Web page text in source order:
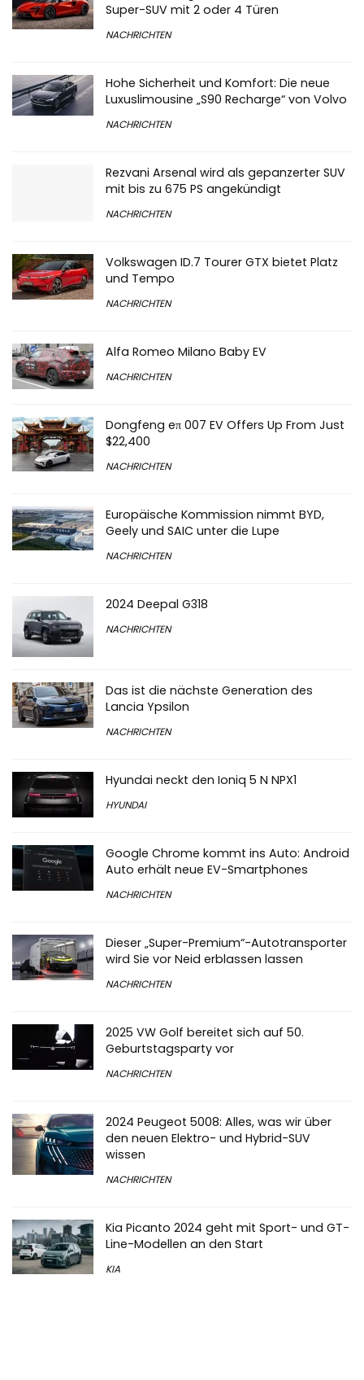
Super-SUV mit 2 oder 4 Türen
NACHRICHTEN
Hohe Sicherheit und Komfort: Die neue
Luxuslimousine „S90 Recharge“ von Volvo
NACHRICHTEN
Rezvani Arsenal wird als gepanzerter SUV
mit bis zu 675 PS angekündigt
NACHRICHTEN
Volkswagen ID.7 Tourer GTX bietet Platz
und Tempo
NACHRICHTEN
Alfa Romeo Milano Baby EV
NACHRICHTEN
Dongfeng eπ 007 EV Offers Up From Just
$22,400
NACHRICHTEN
Europäische Kommission nimmt BYD,
Geely und SAIC unter die Lupe
NACHRICHTEN
2024 Deepal G318
NACHRICHTEN
Das ist die nächste Generation des
Lancia Ypsilon
NACHRICHTEN
Hyundai neckt den Ioniq 5 N NPX1
HYUNDAI
Google Chrome kommt ins Auto: Android
Auto erhält neue EV-Smartphones
NACHRICHTEN
Dieser „Super-Premium“-Autotransporter
wird Sie vor Neid erblassen lassen
NACHRICHTEN
2025 VW Golf bereitet sich auf 50.
Geburtstagsparty vor
NACHRICHTEN
2024 Peugeot 5008: Alles, was wir über
den neuen Elektro- und Hybrid-SUV
wissen
NACHRICHTEN
Kia Picanto 2024 geht mit Sport- und GT-
Line-Modellen an den Start
KIA